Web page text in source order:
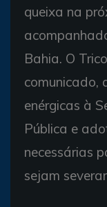
queixa na
Bahia. O
comunicado,
enérgicas à
Pública e
necessárias
sejam